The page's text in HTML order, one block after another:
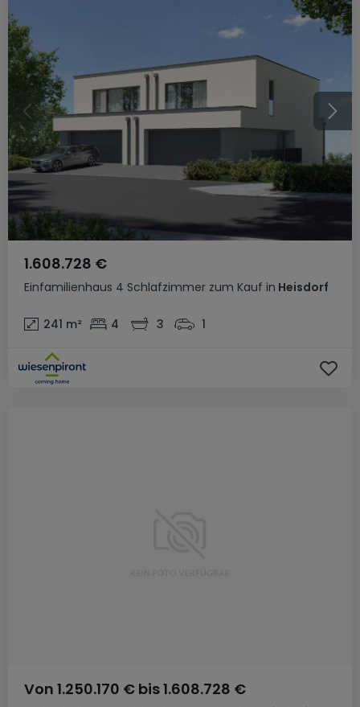
Einfamilienhaus 4 Schlafzimmer zum Kauf in Heisdorf
1.608.728 €
241 m² 4 3 1
Von 1.250.170 € bis1.608.728 €